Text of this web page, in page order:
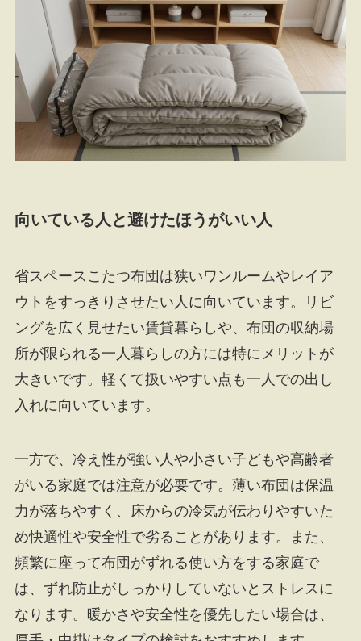
向いている人と避けたほうがいい人
省スペースこたつ布団は狭いワンルームやレイア
ウトをすっきりさせたい人に向いています。リビ
ングを広く見せたい賃貸暮らしや、布団の収納場
所が限られる一人暮らしの方には特にメリットが
大きいです。軽くて扱いやすい点も一人での出し
入れに向いています。
一方で、冷え性が強い人や小さい子どもや高齢者
がいる家庭では注意が必要です。薄い布団は保温
力が落ちやすく、床からの冷気が伝わりやすいた
め快適性や安全性で劣ることがあります。また、
頻繁に座って布団がずれる使い方をする家庭で
は、ずれ防止がしっかりしていないとストレスに
なります。暖かさや安全性を優先したい場合は、